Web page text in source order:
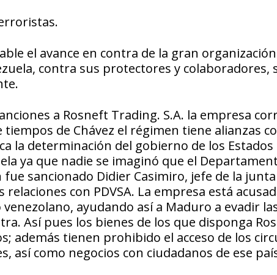
el avance en contra de la gran
contra sus protectores y colaboradores,
a Rosneft Trading. S.A. la empresa
de Chávez el régimen tiene alianzas
la determinación del gobierno de los Estados
ya que nadie se imaginó que el
sancionado Didier Casimiro, jefe de la
con PDVSA. La empresa está
ayudando así a Maduro a evadir
Así pues los bienes de los que disponga
además tienen prohibido el acceso de los
así como negocios con ciudadanos de ese